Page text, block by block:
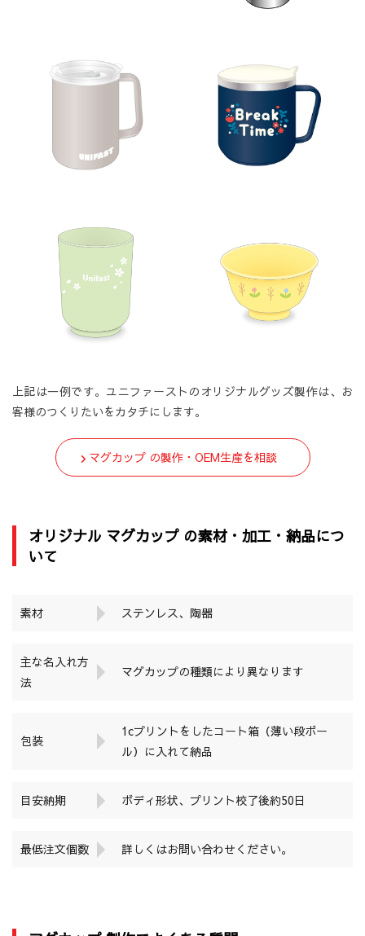
上記は一例です。ユニファーストのオリジナルグッズ製作は、お
客様のつくりたいをカタチにします。
マグカップ の製作・OEM生産を相談
オリジナル マグカップ の素材・加工・納品につ
いて
素材 ステンレス、陶器
主な名入れ方
法
マグカップの種類により異なります
包装
1cプリントをしたコート箱（薄い段ボー
ル）に入れて納品
目安納期 ボディ形状、プリント校了後約50日
最低注文個数 詳しくはお問い合わせください。